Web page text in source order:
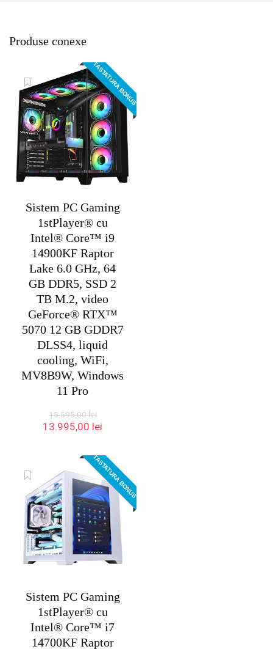
Produse conexe
TASTATURA BONUS
Sistem PC Gaming
1stPlayer® cu
Intel® Core™ i9
14900KF Raptor
Lake 6.0 GHz, 64
GB DDR5, SSD 2
TB M.2, video
GeForce® RTX™
5070 12 GB GDDR7
DLSS4, liquid
cooling, WiFi,
MV8B9W, Windows
11 Pro
15.595,00lei
Prețul
15.595,00 lei.
13.995,00 lei
13.995,00 lei.
TASTATURA BONUS
Sistem PC Gaming
1stPlayer® cu
Intel® Core™ i7
14700KF Raptor